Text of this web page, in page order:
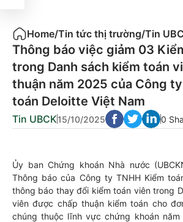
Home/Tin tức thị trường/Tin
Thông báo việc giảm 03
trong Danh sách kiểm toán
thuận năm 2025 của Công
toán Deloitte Việt Nam
Tin UBCK15/10/2025 0
Ủy ban Chứng khoán Nhà nước
Thông báo của Công ty TNHH Kiểm
thông báo thay đổi kiểm toán viên trong
viên được chấp thuận kiểm toán cho
chúng thuộc lĩnh vực chứng khoán